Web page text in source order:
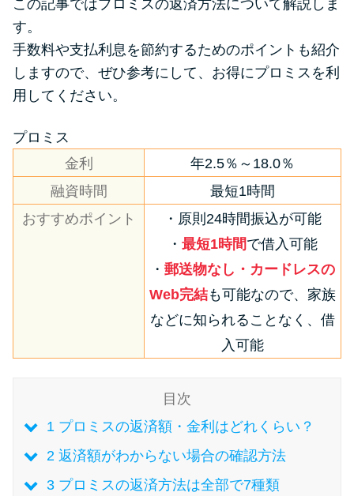
カードローンQ&A
特集ページ
カードローンの見直しで40万円
得した話
最速！最短40分で借りられるカ
ードローン
種類や特徴で探す
銀行カードローンを選ぶべき4つ
の理由
この記事ではプロミスの返済方法について解説しま
す。
手数料や支払利息を節約するためのポイントも紹介
しますので、ぜひ参考にして、お得にプロミスを利
用してください。
プロミス
金利
年2.5％～18.0％
融資時間
最短1時間
おすすめポイント
・原則24時間振込が可能
・ 最短1時間で借入可能
・ 郵送物なし・カードレスの
Web完結も可能なので、家族
などに知られることなく、借
入可能
目次
1プロミスの返済額・金利はどれくらい？
2返済額がわからない場合の確認方法
3プロミスの返済方法は全部で7種類